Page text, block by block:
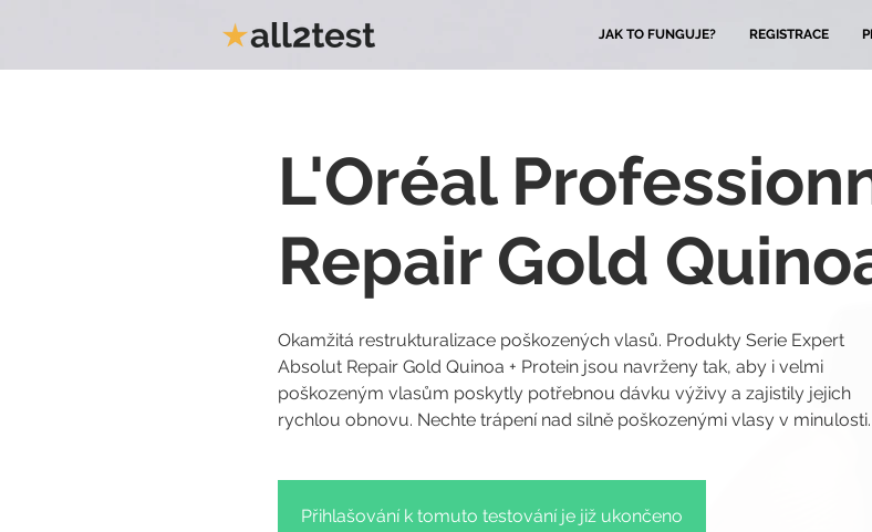
JAK TO FUNGUJE? REGISTRACE
L'Oréal
Repair Gold
Okamžitá restrukturalizace poškozených vlasů. Produkty Serie Expert
Absolut Repair Gold Quinoa + Protein jsou navrženy tak, aby i velmi
poškozeným vlasům poskytly potřebnou dávku výživy a zajistily jejich
rychlou obnovu. Nechte trápení nad silně poškozenými vlasy v minulosti.
Přihlašování k tomuto testování je již ukončeno